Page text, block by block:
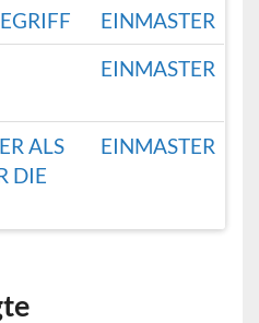
EINMASTER
EINMASTER
ALS
DIE
EINMASTER